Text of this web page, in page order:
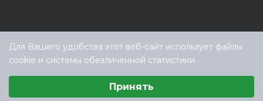
Для Вашего удобства этот веб-сайт использует файлы
cookie и системы обезличенной статистики.
Принять